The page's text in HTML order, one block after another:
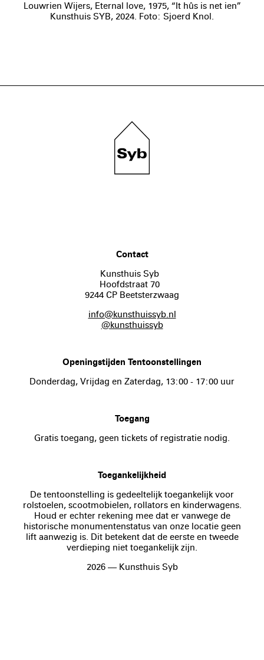
Louwrien Wijers, Eternal love, 1975, “It hûs is net ien”
Kunsthuis SYB, 2024. Foto: Sjoerd Knol.
Contact
Kunsthuis Syb
Hoofdstraat 70
9244 CP Beetsterzwaag
info@kunsthuissyb.nl
@kunsthuissyb
Openingstijden Tentoonstellingen
Donderdag, Vrijdag en Zaterdag, 13:00 - 17:00 uur
Toegang
Gratis toegang, geen tickets of registratie nodig.
Toegankelijkheid
De tentoonstelling is gedeeltelijk toegankelijk voor
rolstoelen, scootmobielen, rollators en kinderwagens.
Houd er echter rekening mee dat er vanwege de
historische monumentenstatus van onze locatie geen
lift aanwezig is. Dit betekent dat de eerste en tweede
verdieping niet toegankelijk zijn.
2026 — Kunsthuis Syb